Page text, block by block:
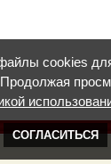
cookies
СОГЛАСИТЬСЯ